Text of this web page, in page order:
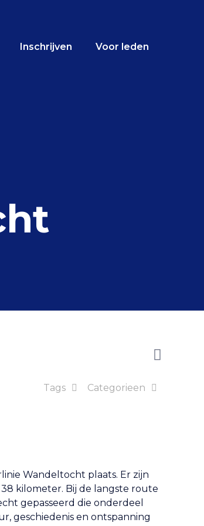
Inschrijven Voor leden
Categorieen
Tags
Wandeltocht plaats. Er zijn
kilometer. Bij de langste route
gepasseerd die onderdeel
geschiedenis en ontspanning